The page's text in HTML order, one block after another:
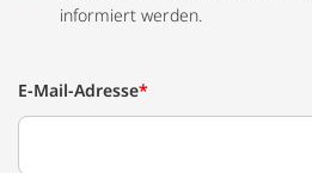
informiert werden.
E-Mail-Adresse*